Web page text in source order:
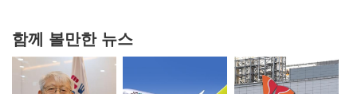
함께 볼만한 뉴스